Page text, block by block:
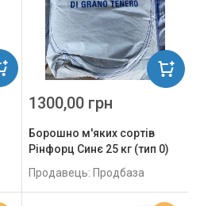
Борошно м'яких сортів
Рінфорц Синє 25 кг (тип 0)
Продавець: Продбаза
1300,00 грн